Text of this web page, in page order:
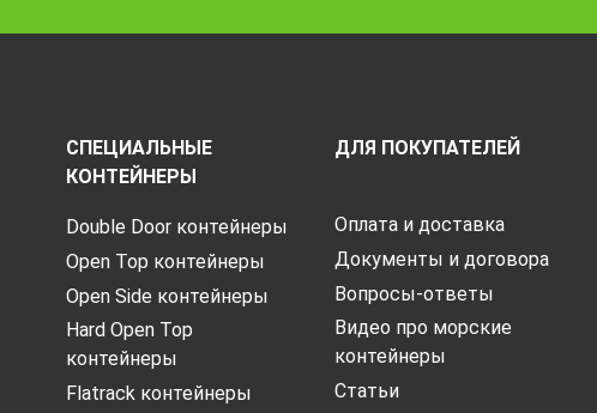
СПЕЦИАЛЬНЫЕ
КОНТЕЙНЕРЫ
Double Door контейнеры
Open Top контейнеры
Open Side контейнеры
Hard Open Top
контейнеры
Flatrack контейнеры
ДЛЯ ПОКУПАТЕЛЕЙ
Оплата и доставка
Документы и договора
Вопросы-ответы
Видео про морские
контейнеры
Статьи